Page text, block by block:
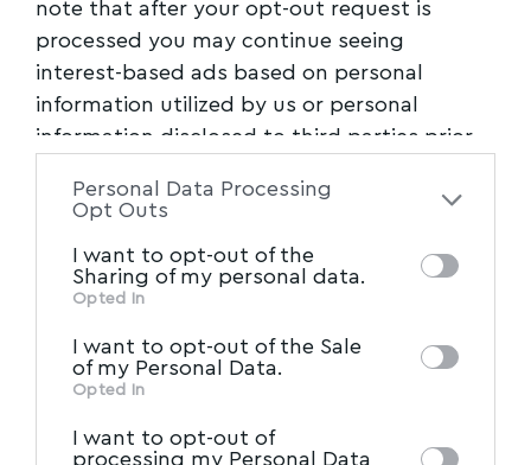
note that after your opt-out request is
processed you may continue seeing
interest-based ads based on personal
information utilized by us or personal
information disclosed to third parties prior
of the further disclosure of your personal
of downstream participants. This
information may also be disclosed by us to
Participantsthat may further disclose it to
other third parties.
Personal Data Processing
Opt Outs
I want to opt-out of the
Sharing of my personal data.
Opted In
I want to opt-out of the Sale
of my Personal Data.
Opted In
I want to opt-out of
processing my Personal Data
ΤΟΠΙΚΑ ΝΕΑ
Ζέττα Μακρή με Άδωνι Γεωργιάδη στο
Νοσοκομείο του Βόλου για τα έργα
ανακαίνισης του Τμήματος Επειγόντων και
επέκτασης της ΜΕΘ
Τον Υπουργό Υγείας, Άδωνι Γεωργιάδη,
συνόδευσε, κατά την σημερινή του επίσκεψη